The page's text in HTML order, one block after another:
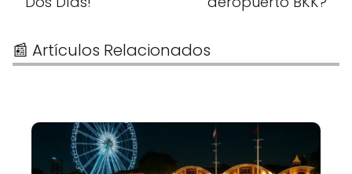
📰 Artículos Relacionados